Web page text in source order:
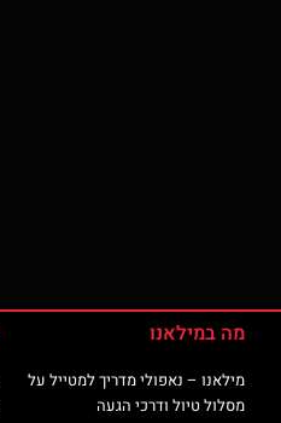
מה במילאנו
מילאנו – נאפולי מדריך למטייל על
מסלול טיול ודרכי הגעה